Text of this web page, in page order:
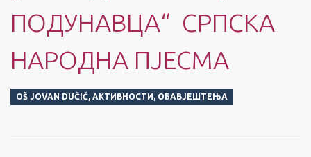
ПОДУНАВЦА“ СРПСКА
НАРОДНА ПЈЕСМА
OŠ JOVAN DUČIĆ, АКТИВНОСТИ, ОБАВЈЕШТЕЊА